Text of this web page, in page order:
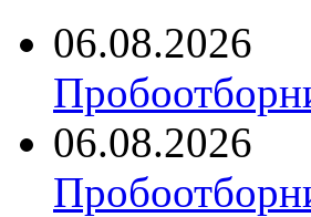
06.08.2026
06.08.2026